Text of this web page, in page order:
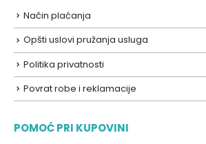
Način plaćanja
Opšti uslovi pružanja usluga
Politika privatnosti
Povrat robe i reklamacije
POMOĆ PRI KUPOVINI